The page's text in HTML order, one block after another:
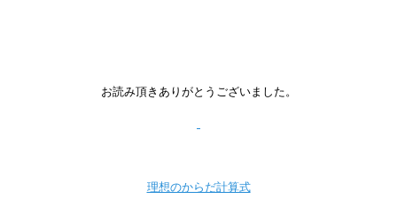
お読み頂きありがとうございました。
理想のからだ計算式